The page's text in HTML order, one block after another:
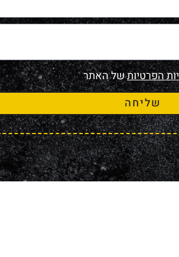
הפרטיותשל האתר
שליחה